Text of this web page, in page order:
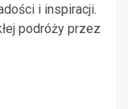
i inspiracji.
podróży przez